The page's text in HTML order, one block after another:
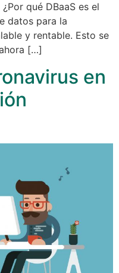
qué DBaaS es el
datos para la
y rentable. Esto se
[…]
en